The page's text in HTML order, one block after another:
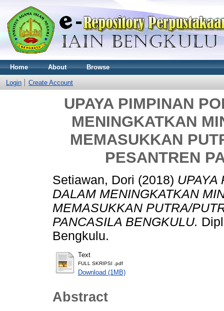
Home About Browse
Login Create Account
UPAYA PIMPINAN
MENINGKATKAN
MEMASUKKAN
PESANTREN
Setiawan, Dori (2018) UPAYA
DALAM MENINGKATKAN
MEMASUKKAN PUTRA/
PANCASILA BENGKULU.
Bengkulu.
Text
FULL SKRIPSI .pdf
Download (1MB)
Abstract